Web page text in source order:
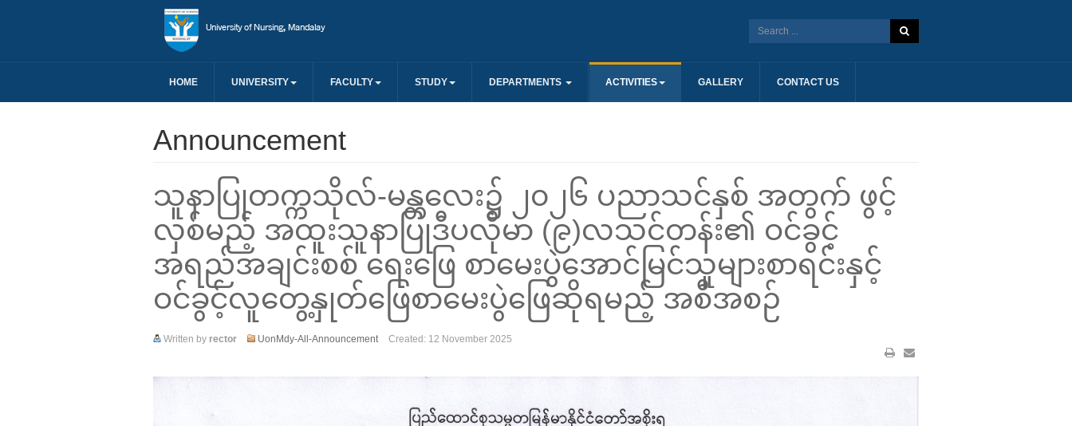
HOME UNIVERSITY FACULTY STUDY DEPARTMENTS ACTIVITIES GALLERY CONTACT US
Announcement
သူနာပြုတက္ကသိုလ်-မန္တလေး၌ ၂၀၂၆ ပညာသင်နှစ် အတွက် ဖွင့်
လှစ်မည့် အထူးသူနာပြုဒီပလိုမာ (၉)လသင်တန်း၏ ဝင်ခွင့်
အရည်အချင်းစစ် ရေးဖြေ စာမေးပွဲအောင်မြင်သူများစာရင်းနှင့်
ဝင်ခွင့်လူတွေ့နှုတ်ဖြေစာမေးပွဲဖြေဆိုရမည့် အစီအစဉ်
Written by rector UonMdy-All-Announcement Created: 12 November 2025